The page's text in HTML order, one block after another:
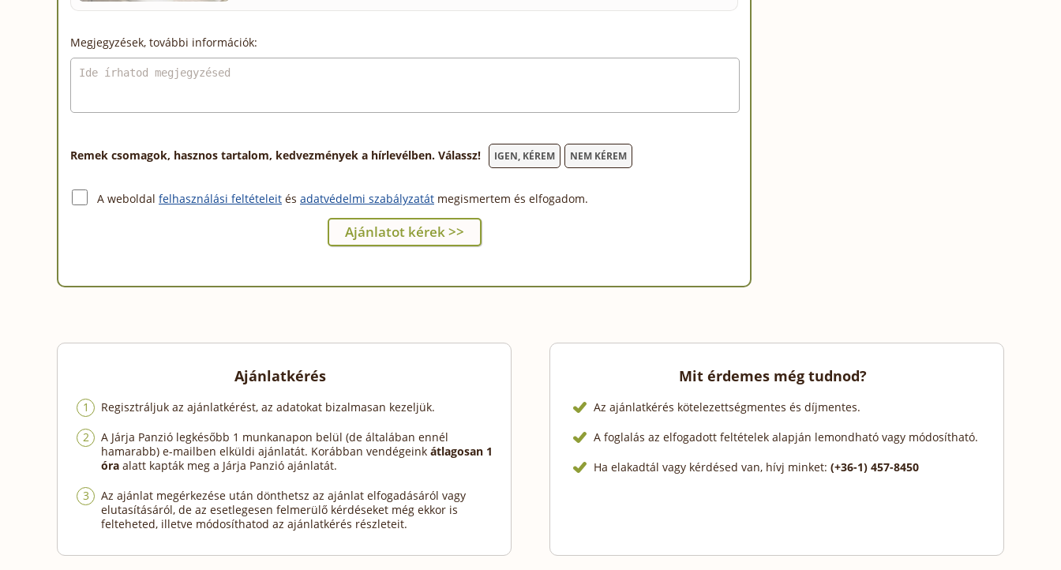
Megjegyzések, további információk:
Remek csomagok, hasznos tartalom, kedvezmények a hírlevélben. Válassz! IGEN, KÉREM NEM KÉREM
A weboldal felhasználási feltételeit és adatvédelmi szabályzatát megismertem és elfogadom.
Ajánlatkérés
Regisztráljuk az ajánlatkérést, az adatokat bizalmasan kezeljük.
A Járja Panzió legkésőbb 1 munkanapon belül (de általában ennél
hamarabb) e-mailben elküldi ajánlatát. Korábban vendégeink átlagosan 1
óra alatt kapták meg a Járja Panzió ajánlatát.
Az ajánlat megérkezése után dönthetsz az ajánlat elfogadásáról vagy
elutasításáról, de az esetlegesen felmerülő kérdéseket még ekkor is
felteheted, illetve módosíthatod az ajánlatkérés részleteit.
Mit érdemes még tudnod?
Az ajánlatkérés kötelezettségmentes és díjmentes.
A foglalás az elfogadott feltételek alapján lemondható vagy módosítható.
Ha elakadtál vagy kérdésed van, hívj minket: (+36-1) 457-8450